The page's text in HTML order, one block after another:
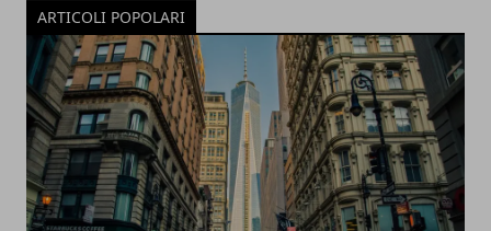
ARTICOLI POPOLARI